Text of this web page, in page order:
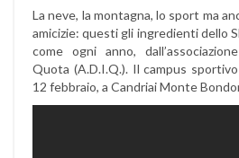
La neve, la montagna, lo sport ma
amicizie: questi gli ingredienti dello
come ogni anno,
Quota (A.D.I.Q.). Il campus
12 febbraio, a Candriai Monte